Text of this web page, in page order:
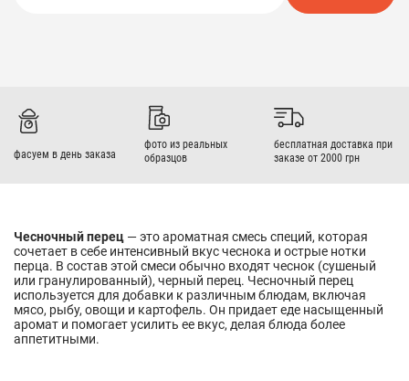
фасуем в день заказа
фото из реальных
образцов
бесплатная доставка при
заказе от 2000 грн
Чесночный перец — это ароматная смесь специй, которая
сочетает в себе интенсивный вкус чеснока и острые нотки
перца. В состав этой смеси обычно входят чеснок (сушеный
или гранулированный), черный перец. Чесночный перец
используется для добавки к различным блюдам, включая
мясо, рыбу, овощи и картофель. Он придает еде насыщенный
аромат и помогает усилить ее вкус, делая блюда более
аппетитными.